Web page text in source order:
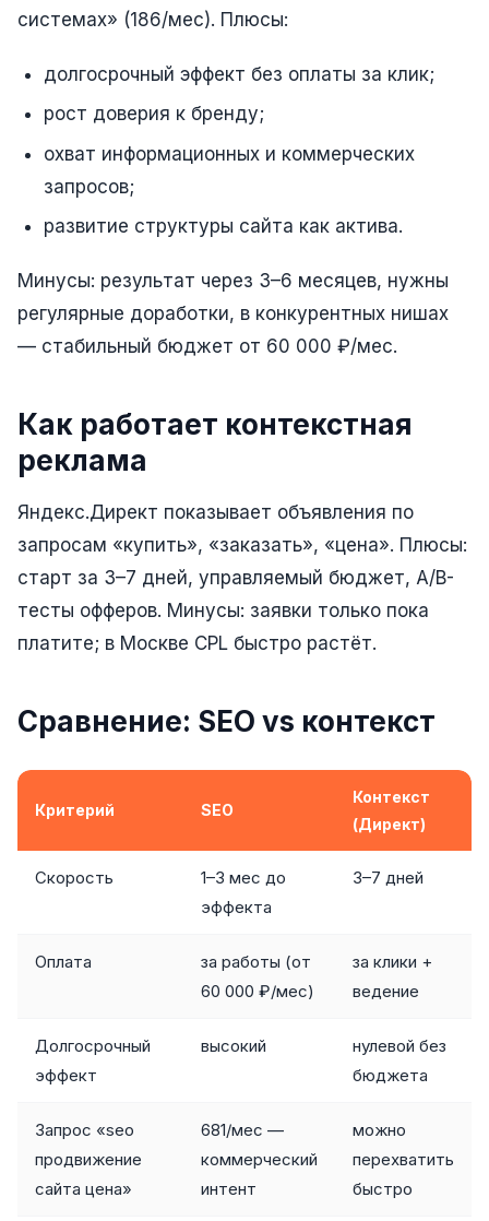
АВТОМАТИЗАЦИЯ БИЗНЕСА
Чат-боты
Бизнес-процессы
AI Агенты
SEO-продвижение и раскрутка сайта
Технический SEO-аудит сайта
Юзабилити-аудит сайта
Управление репутацией SERM / ORM
Ведение и поддержка сайта
SMM
Одноклассники
TikTok
LinkedIn
EMAIL-МАРКЕТИНГ
системах» (186/мес). Плюсы:
долгосрочный эффект без оплаты за клик;
рост доверия к бренду;
охват информационных и коммерческих
запросов;
развитие структуры сайта как актива.
Минусы: результат через 3–6 месяцев, нужны
регулярные доработки, в конкурентных нишах
— стабильный бюджет от 60 000 ₽/мес.
Как работает контекстная
реклама
Яндекс.Директ показывает объявления по
запросам «купить», «заказать», «цена». Плюсы:
старт за 3–7 дней, управляемый бюджет, A/B-
тесты офферов. Минусы: заявки только пока
платите; в Москве CPL быстро растёт.
Сравнение: SEO vs контекст
Критерий SEO
Контекст
(Директ)
Скорость
1–3 мес до
эффекта
3–7 дней
Оплата
за работы (от
60 000 ₽/мес)
за клики +
ведение
Долгосрочный
эффект
высокий
нулевой без
бюджета
Запрос «seo
продвижение
сайта цена»
681/мес —
коммерческий
интент
можно
перехватить
быстро